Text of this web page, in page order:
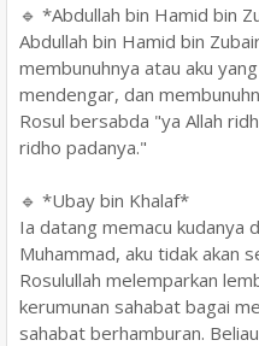
🔹 *Abdullah bin Hamid bin
Abdullah bin Hamid bin
membunuhnya atau aku
mendengar, dan
Rosul bersabda "ya Allah
ridho padanya."
🔹 *Ubay bin Khalaf*
Ia datang memacu kudanya
Muhammad, aku tidak akan
Rosulullah melemparkan
kerumunan sahabat bagai
sahabat berhamburan.